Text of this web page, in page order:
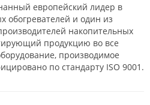
европейский лидер в
обогревателей и один из
накопительных
продукцию во все
производимое
по стандарту ISO 9001.